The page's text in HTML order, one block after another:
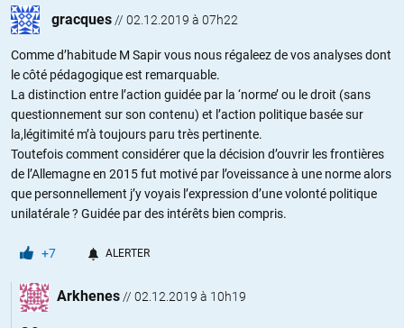
gracques// 02.12.2019 à 07h22
Comme d’habitude M Sapir vous nous régaleez de vos analyses dont
le côté pédagogique est remarquable.
La distinction entre l’action guidée par la ‘norme’ ou le droit (sans
questionnement sur son contenu) et l’action politique basée sur
la,légitimité m’à toujours paru très pertinente.
Toutefois comment considérer que la décision d’ouvrir les frontières
de l’Allemagne en 2015 fut motivé par l’oveissance à une norme alors
que personnellement j’y voyais l’expression d’une volonté politique
unilatérale ? Guidée par des intérêts bien compris.
+7 ALERTER
Arkhenes// 02.12.2019 à 10h19